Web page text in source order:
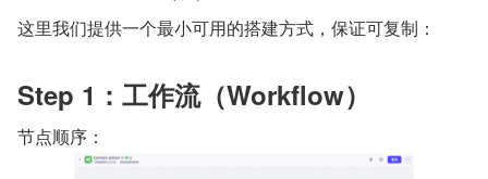
这里我们提供一个最小可用的搭建方式，保证可复制：
Step 1：工作流（Workflow）
节点顺序：